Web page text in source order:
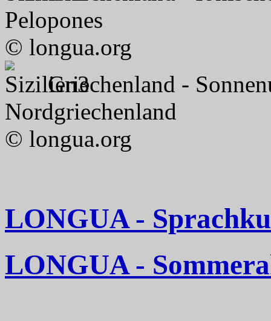
Pelopones
© longua.org
Griechenland -
Nordgriechenland
© longua.org
LONGUA -
LONGUA -